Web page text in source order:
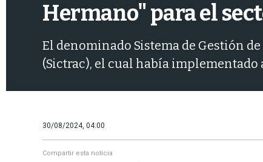
Hermano" para el
El denominado Sistema de Gestión
(Sictrac), el cual había
30/08/2024, 04:00
Compartir esta noticia